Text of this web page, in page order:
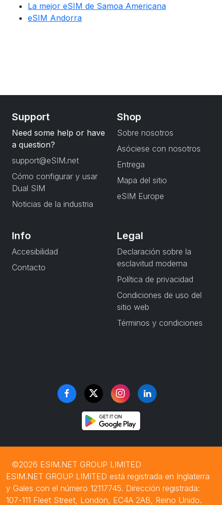
La mejor eSIM de Samoa Americana
eSIM Andorra
Support
Need some help or have
a question?
support@eSIM.net
Cómo configurar y usar
Dual SIM
Noticias de la industria
Shop
Sobre nosotros
Asóciese con nosotros
Entrega
Mapa del sitio
eSIM Europe
Info
Accesibilidad
Contacto
Legal
Declaración sobre la
esclavitud moderna
Política de privacidad
Condiciones de uso del
sitio web
Términos y condiciones
©2026 ESIM.NET GROUP LIMITED
ESIM.NET GROUP LIMITED está registrada en Inglaterra
y Gales con el número 12117745. Dirección registrada:
107-111 Fleet Street, London, EC4A 2AB, Reino Unido.